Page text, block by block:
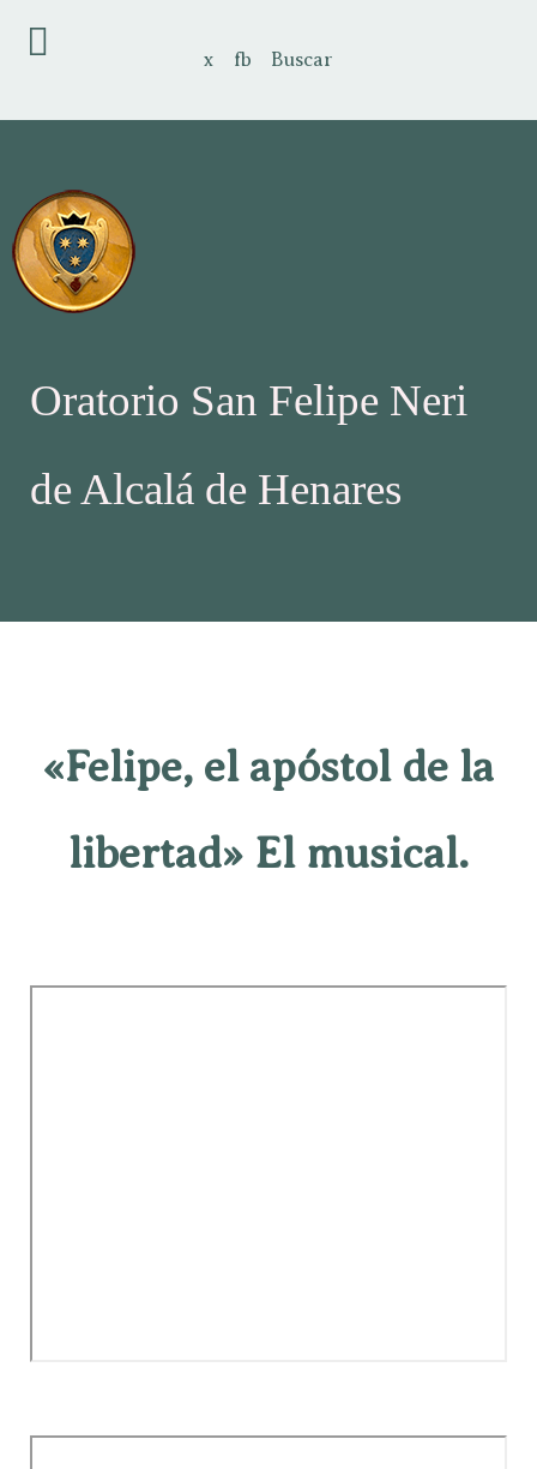
x fb Buscar
Oratorio San Felipe Neri
de Alcalá de Henares
«Felipe, el apóstol de la
libertad» El musical.